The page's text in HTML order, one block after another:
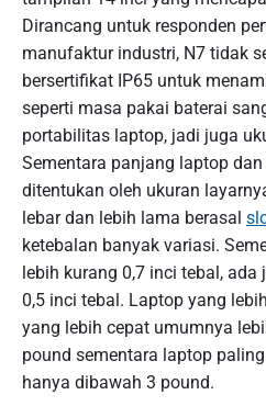
Dirancang untuk responden
manufaktur industri, N7 tidak
bersertifikat IP65 untuk
seperti masa pakai baterai
portabilitas laptop, jadi juga
Sementara panjang laptop
ditentukan oleh ukuran
lebar dan lebih lama berasal
ketebalan banyak variasi.
lebih kurang 0,7 inci tebal,
0,5 inci tebal. Laptop yang
yang lebih cepat umumnya
pound sementara laptop
hanya dibawah 3 pound.